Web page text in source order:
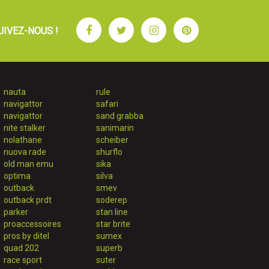
NOUS ! FacebookTwitterInstagramPinterest
nauta
navigattor
navigattor
nite stalker
nolathane
nuova rade
old man emu
optima
outback
outback prdt
parker
proaccessoires
pros by ditel
quad 202
race sport
rule
safari
sand grabba
sanimarin
scheiber
shurflo
sika
silva
smev
soderep
stan line
star brite
sumex
superb
suter